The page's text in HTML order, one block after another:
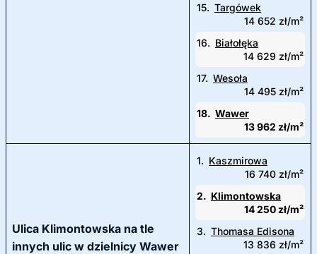
15. Targówek
14 652 zł/m²
16. Białołęka
14 629 zł/m²
17. Wesoła
14 495 zł/m²
18. Wawer
13 962 zł/m²
Ulica Klimontowska na tle
innych ulic w dzielnicy Wawer
1. Kaszmirowa
16 740 zł/m²
2. Klimontowska
14 250 zł/m²
3. Thomasa Edisona
13 836 zł/m²